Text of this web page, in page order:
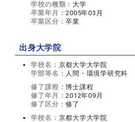
学校の種類： 大学
卒業年月：2005年03月
卒業区分：卒業
出身大学院
学校名： 京都大学大学院
学部等名： 人間・環境学研究科
修了課程：博士課程
修了年月：2012年09月
修了区分：修了
学校名： 京都大学大学院